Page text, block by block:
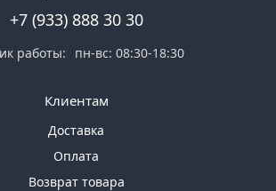
+7 (933) 888 30 30
работы: пн-вс: 08:30-18:30
Клиентам
Доставка
Оплата
Возврат товара